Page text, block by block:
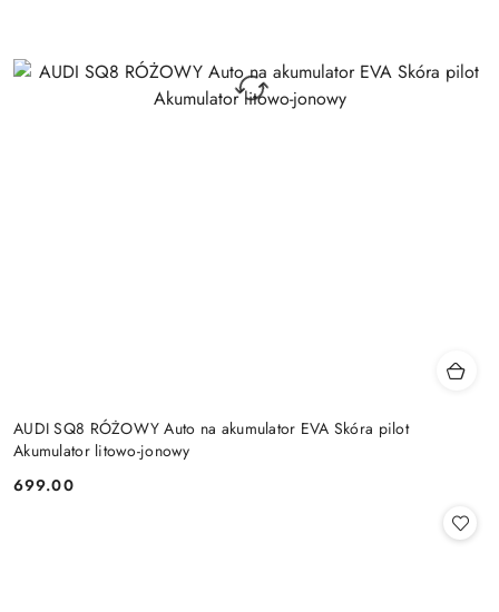
AUDI SQ8 RÓŻOWY Auto na akumulator EVA Skóra pilot
Akumulator litowo-jonowy
Cena:
699.00